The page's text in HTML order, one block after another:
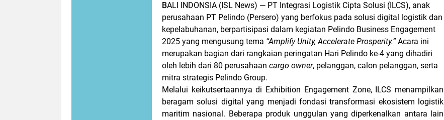
BALI INDONSIA (ISL News) — PT Integrasi Logistik Cipta Solusi (ILCS), anak
perusahaan PT Pelindo (Persero) yang berfokus pada solusi digital logistik dan
kepelabuhanan, berpartisipasi dalam kegiatan Pelindo Business Engagement
2025 yang mengusung tema “Amplify Unity, Accelerate Prosperity.”Acara ini
merupakan bagian dari rangkaian peringatan Hari Pelindo ke-4 yang dihadiri
oleh lebih dari 80 perusahaan cargo owner, pelanggan, calon pelanggan, serta
mitra strategis Pelindo Group.
Melalui keikutsertaannya di Exhibition Engagement Zone, ILCS menampilkan
beragam solusi digital yang menjadi fondasi transformasi ekosistem logistik
maritim nasional. Beberapa produk unggulan yang diperkenalkan antara lain